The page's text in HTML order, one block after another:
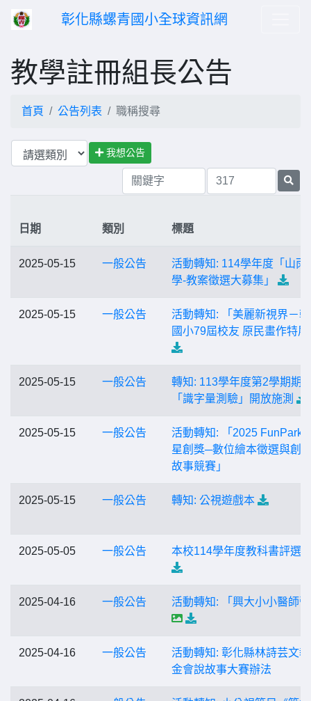
彰化縣螺青國小全球資訊網
教學註冊組長公告
首頁 公告列表 職稱搜尋
我想公告
日期 類別 標題
2025-05-15 一般公告
活動轉知: 114學年度「山雨
學-教案徵選大募集」
2025-05-15 一般公告
活動轉知: 「美麗新視界－
國小79屆校友 原民畫作特
2025-05-15 一般公告
轉知: 113學年度第2學期期
「識字量測驗」開放施測
2025-05-15 一般公告
活動轉知: 「2025 FunPark
星創獎─數位繪本徵選與創
故事競賽」
2025-05-15 一般公告 轉知: 公視遊戲本
2025-05-05 一般公告 本校114學年度教科書評選
2025-04-16 一般公告 活動轉知: 「興大小小醫師
2025-04-16 一般公告
活動轉知: 彰化縣林詩芸文
金會說故事大賽辦法